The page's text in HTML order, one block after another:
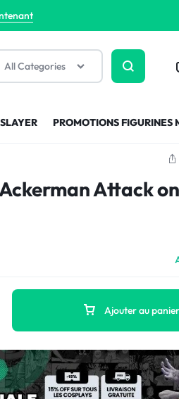
All Categories
PROMOTIONS FIGURINES
Attack
Ajouter au panier